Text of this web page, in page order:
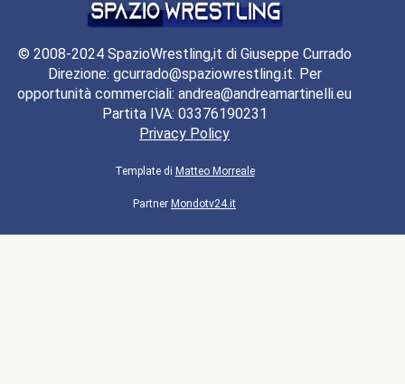
© 2008-2024 SpazioWrestling,it di Giuseppe Currado
Direzione: gcurrado@spaziowrestling.it. Per
opportunità commerciali: andrea@andreamartinelli.eu
Partita IVA: 03376190231
Privacy Policy
Template di Matteo Morreale
Partner Mondotv24.it